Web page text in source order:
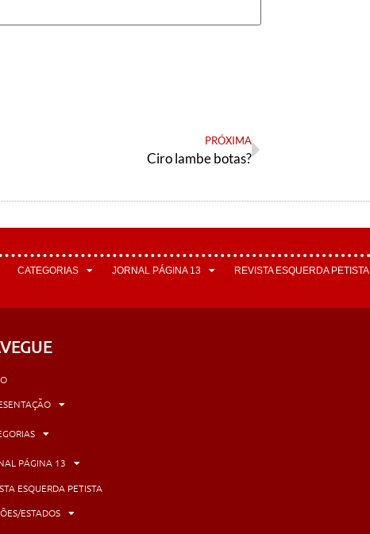
PRÓXIMA
Ciro lambe botas?
CATEGORIAS JORNAL PÁGINA 13 REVISTA ESQUERDA PETISTA
PÁGINA 13
ESQUERDA PETISTA
ESTADOS